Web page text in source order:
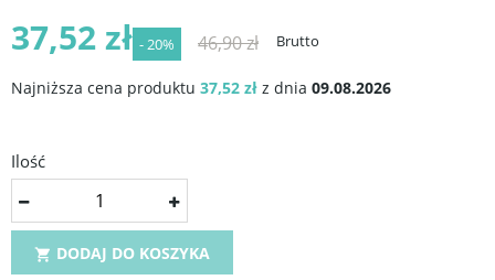
37,52 zł - 20% 46,90 zł Brutto
Najniższa cena produktu 37,52 zł z dnia 09.08.2026
Ilość
 DODAJ DO KOSZYKA